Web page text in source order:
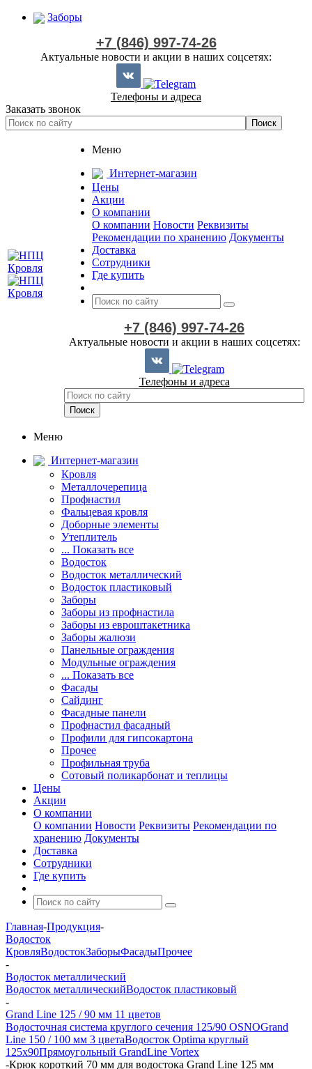
Заборы
+7 (846) 997-74-26
Актуальные новости и акции в наших соцсетях:
Телефоны и адреса
Заказать звонок
Меню
Интернет-магазин
Цены
Акции
О компании
О компании Новости Реквизиты
Рекомендации по хранению Документы
Доставка
Сотрудники
Где купить
+7 (846) 997-74-26
Актуальные новости и акции в наших соцсетях:
Телефоны и адреса
Меню
Интернет-магазин
Кровля
Металлочерепица
Профнастил
Фальцевая кровля
Доборные элементы
Утеплитель
... Показать все
Водосток
Водосток металлический
Водосток пластиковый
Заборы
Заборы из профнастила
Заборы из евроштакетника
Заборы жалюзи
Панельные ограждения
Модульные ограждения
... Показать все
Фасады
Сайдинг
Фасадные панели
Профнастил фасадный
Профили для гипсокартона
Прочее
Профильная труба
Сотовый поликарбонат и теплицы
Цены
Акции
О компании
О компании Новости Реквизиты Рекомендации по
хранению Документы
Доставка
Сотрудники
Где купить
Главная-Продукция-
Водосток
КровляВодостокЗаборыФасадыПрочее
-
Водосток металлический
Водосток металлическийВодосток пластиковый
-
Grand Line 125 / 90 мм 11 цветов
Водосточная система круглого сечения 125/90 OSNOGrand
Line 150 / 100 мм 3 цветаВодосток Optima круглый
125x90Прямоугольный GrandLine Vortex
-Крюк короткий 70 мм для водостока Grand Line 125 мм